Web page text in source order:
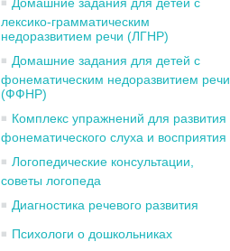
лексико-грамматическим
недоразвитием речи (ЛГНР)
Домашние задания для детей с
фонематическим недоразвитием речи
(ФФНР)
Комплекс упражнений для развития
фонематического слуха и восприятия
Логопедические консультации,
советы логопеда
Диагностика речевого развития
Психологи о дошкольниках